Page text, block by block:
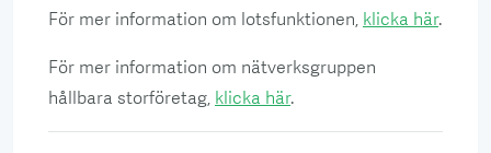
För mer information om lotsfunktionen, klicka här.
För mer information om nätverksgruppen
hållbara storföretag, klicka här.